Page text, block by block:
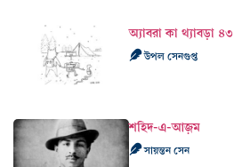
অ্যাবরা কা থ্যাবড়া ৪৩
উপল সেনগুপ্ত
শহিদ-এ-আজ়ম
সায়ন্তন সেন